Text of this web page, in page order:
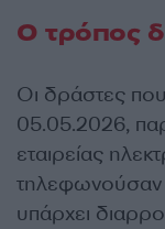
Ο τρόπος
Οι δράστες
05.05.2026,
εταιρείας
τηλεφωνούσαν
υπάρχει